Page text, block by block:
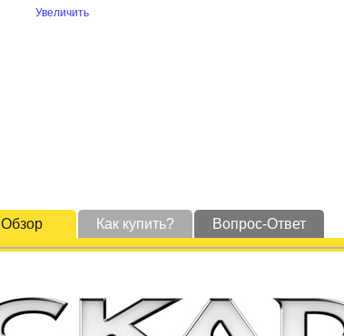
Увеличить
Обзор Как купить? Вопрос-Ответ